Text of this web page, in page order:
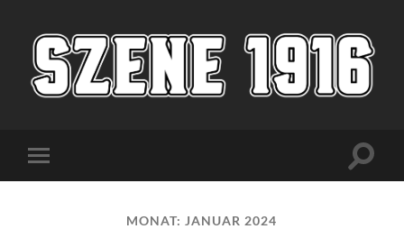
Menü
MONAT: JANUAR 2024